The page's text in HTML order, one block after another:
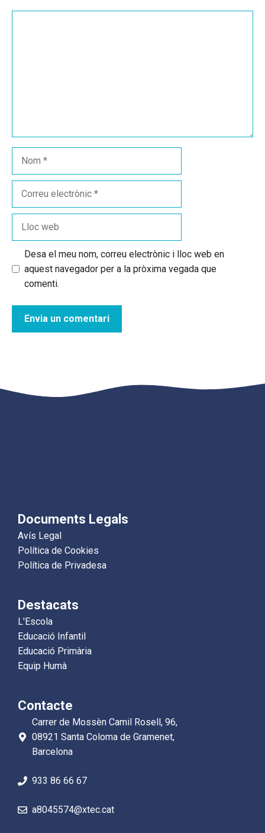
Nom
Correu
Lloc
Desa el meu nom, correu electrònic i lloc web en
aquest navegador per a la pròxima vegada que
comenti.
Documents Legals
Avís Legal
Política de Cookies
Política de Privadesa
Destacats
L'Escola
Educació Infantil
Educació Primària
Equip Humà
Contacte
Carrer de Mossèn Camil Rosell, 96,
08921 Santa Coloma de Gramenet,
Barcelona
933 86 66 67
a8045574@xtec.cat